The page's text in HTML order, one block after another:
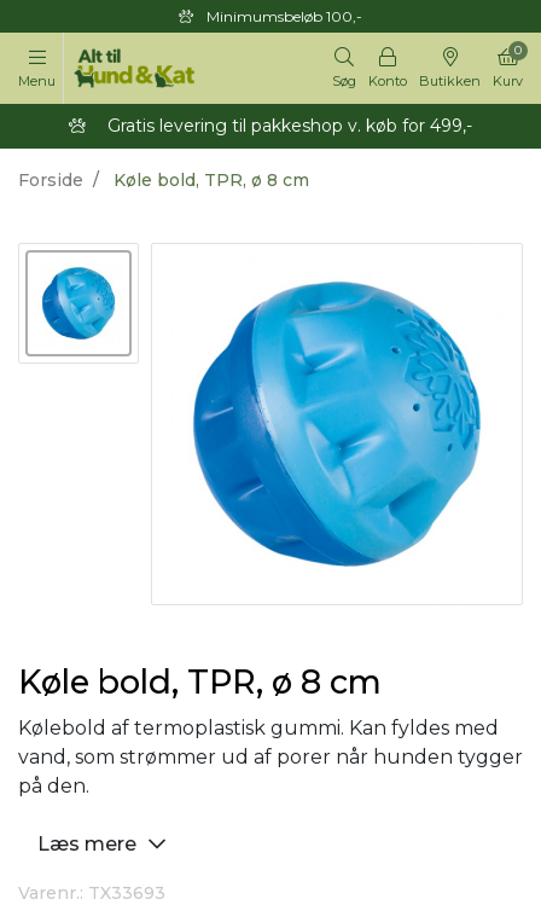
Minimumsbeløb 100,-
Menu Søg Konto Butikken Kurv
0
Gratis levering til pakkeshop v. køb for 499,-
Forside Køle bold, TPR, ø 8 cm
Køle bold, TPR, ø 8 cm
Kølebold af termoplastisk gummi. Kan fyldes med
vand, som strømmer ud af porer når hunden tygger
på den.
Læs mere
Varenr.: TX33693